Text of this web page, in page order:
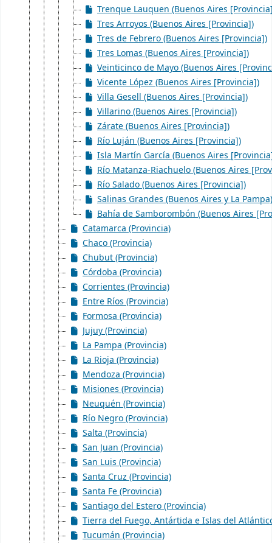
Trenque Lauquen (Buenos Aires
Tres Arroyos (Buenos Aires [Provincia])
Tres de Febrero (Buenos Aires [Provincia])
Tres Lomas (Buenos Aires [Provincia])
Veinticinco de Mayo (Buenos Aires
Vicente López (Buenos Aires [Provincia])
Villa Gesell (Buenos Aires [Provincia])
Villarino (Buenos Aires [Provincia])
Zárate (Buenos Aires [Provincia])
Río Luján (Buenos Aires [Provincia])
Isla Martín García (Buenos Aires
Río Matanza-Riachuelo (Buenos Aires
Río Salado (Buenos Aires [Provincia])
Salinas Grandes (Buenos Aires y La Pampa)
Bahía de Samborombón (Buenos Aires
Catamarca (Provincia)
Chaco (Provincia)
Chubut (Provincia)
Córdoba (Provincia)
Corrientes (Provincia)
Entre Ríos (Provincia)
Formosa (Provincia)
Jujuy (Provincia)
La Pampa (Provincia)
La Rioja (Provincia)
Mendoza (Provincia)
Misiones (Provincia)
Neuquén (Provincia)
Río Negro (Provincia)
Salta (Provincia)
San Juan (Provincia)
San Luis (Provincia)
Santa Cruz (Provincia)
Santa Fe (Provincia)
Santiago del Estero (Provincia)
Tierra del Fuego, Antártida e Islas del
Tucumán (Provincia)